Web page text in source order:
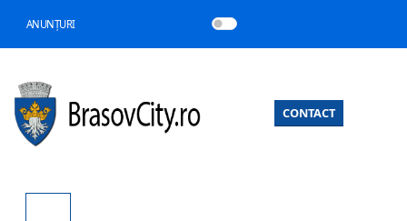
ANUNȚURI
CONTACT